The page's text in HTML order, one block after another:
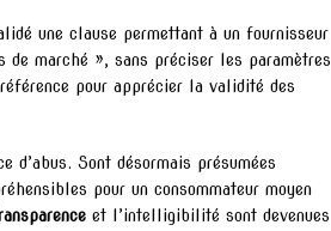
une clause permettant à un fournisseur
de marché », sans préciser les paramètres
pour apprécier la validité des
d’abus. Sont désormais présumées
pour un consommateur moyen
et l’intelligibilité sont devenues